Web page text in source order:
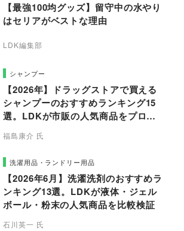
【最強100均グッズ】留守中の水やり
はセリアがベストな理由
LDK編集部
シャンプー
【2026年】ドラッグストアで買える
シャンプーのおすすめランキング15
選。LDKが市販の人気商品をプロと
福島康介 氏
洗濯用品・ランドリー用品
【2026年6月】洗濯洗剤のおすすめラ
ンキング13選。LDKが液体・ジェル
ボール・粉末の人気商品を比較検証
石川英一 氏